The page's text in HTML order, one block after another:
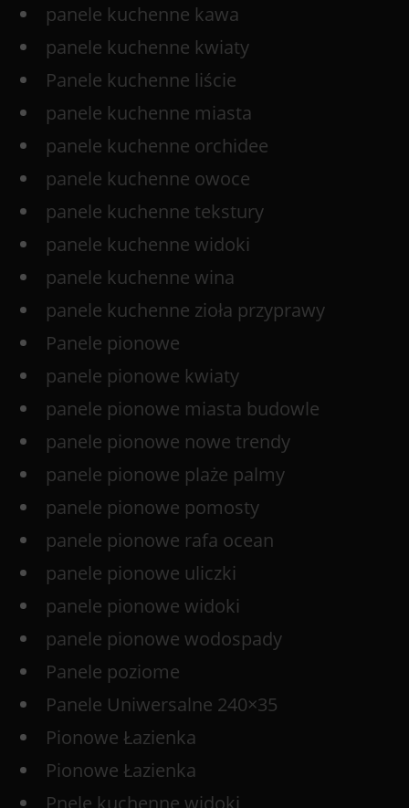
panele kuchenne kawa
panele kuchenne kwiaty
Panele kuchenne liście
panele kuchenne miasta
panele kuchenne orchidee
panele kuchenne owoce
panele kuchenne tekstury
panele kuchenne widoki
panele kuchenne wina
panele kuchenne zioła przyprawy
Panele pionowe
panele pionowe kwiaty
panele pionowe miasta budowle
panele pionowe nowe trendy
panele pionowe plaże palmy
panele pionowe pomosty
panele pionowe rafa ocean
panele pionowe uliczki
panele pionowe widoki
panele pionowe wodospady
Panele poziome
Panele Uniwersalne 240×35
Pionowe Łazienka
Pionowe Łazienka
Pnele kuchenne widoki